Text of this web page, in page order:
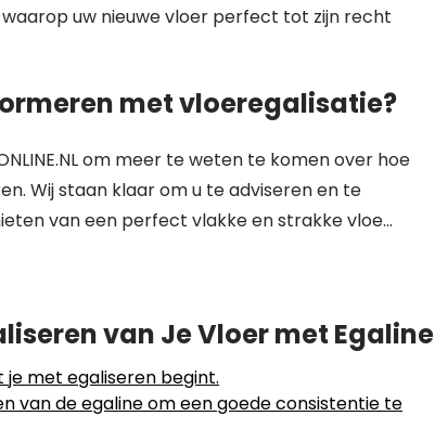
uw nieuwe vloer perfect tot zijn recht
met vloeregalisatie?
om meer te weten te komen over hoe
Wij staan klaar om u te adviseren en te
van een perfect vlakke en strakke vloe…
van Je Vloer met Egaline
met egaliseren begint.
van de egaline om een goede consistentie te